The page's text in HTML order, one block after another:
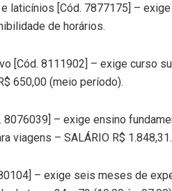
laticínios [Cód. 7877175] –
de horários.
[Cód. 8111902] – exige curso
650,00 (meio período).
8076039] – exige ensino
viagens – SALÁRIO R$ 1.848,31.
– exige seis meses de